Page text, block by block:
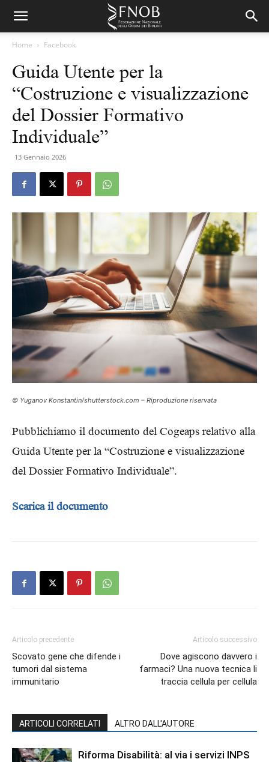
Home Facebook
Guida Utente per la
“Costruzione e visualizzazione
del Dossier Formativo
Individuale”
13 Gennaio 2026
© Yuganov Konstantin/shutterstock.com – Riproduzione riservata
Pubblichiamo il documento del Cogeaps relativo alla
Guida Utente per la “Costruzione e visualizzazione
del Dossier Formativo Individuale”.
Scarica il documento
Articolo precedente
Scovato gene che difende i
tumori dal sistema
immunitario
Articolo successivo
Dove agiscono davvero i
farmaci? Una nuova tecnica li
traccia cellula per cellula
ARTICOLI CORRELATI ALTRO DALL'AUTORE
Riforma Disabilità: al via i servizi INPS